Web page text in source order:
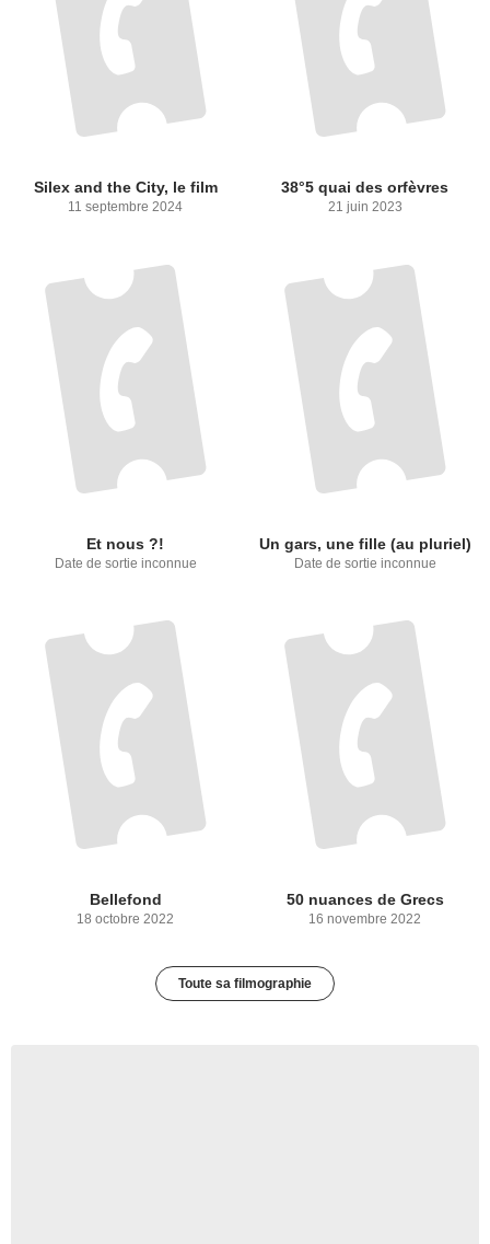
Silex and the City, le film
11 septembre 2024
38°5 quai des orfèvres
21 juin 2023
Et nous ?!
Date de sortie inconnue
Un gars, une fille (au pluriel)
Date de sortie inconnue
Bellefond
18 octobre 2022
50 nuances de Grecs
16 novembre 2022
Toute sa filmographie